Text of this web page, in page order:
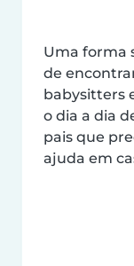
Uma forma
de
babysitters
o dia a dia
pais que
ajuda em